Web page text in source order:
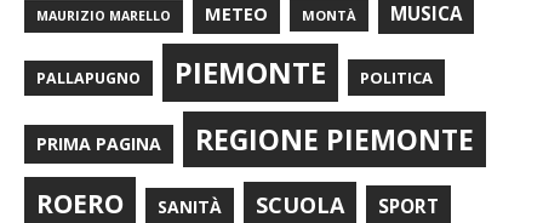
MAURIZIO MARELLO METEO MONTÀ MUSICA
PALLAPUGNO PIEMONTE POLITICA
PRIMA PAGINA REGIONE PIEMONTE
ROERO SANITÀ SCUOLA SPORT